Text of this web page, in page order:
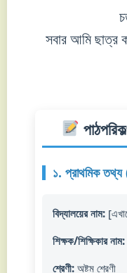
সবার আমি ছাত্র
১. প্রাথমিক
বিদ্যালয়ের নাম:
শিক্ষক/শিক্ষিকার নাম:
শ্রেণী: অষ্টম শ্রেণী